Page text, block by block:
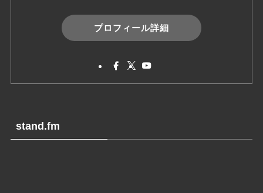
プロフィール詳細
stand.fm